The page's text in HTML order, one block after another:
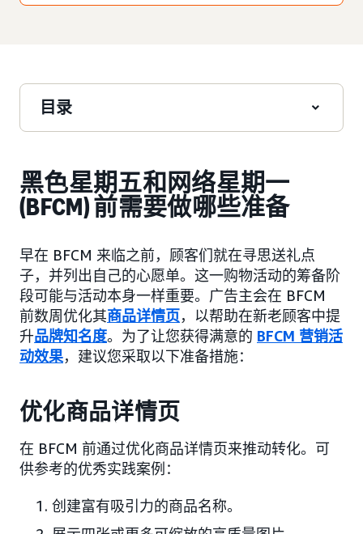
目录
黑色星期五和网络星期一
(BFCM) 前需要做哪些准备
早在 BFCM 来临之前，顾客们就在寻思送礼点
子，并列出自己的心愿单。这一购物活动的筹备阶
段可能与活动本身一样重要。广告主会在 BFCM
前数周优化其商品详情页，以帮助在新老顾客中提
升品牌知名度。为了让您获得满意的 BFCM 营销活
动效果，建议您采取以下准备措施：
优化商品详情页
在 BFCM 前通过优化商品详情页来推动转化。可
供参考的优秀实践案例：
创建富有吸引力的商品名称。